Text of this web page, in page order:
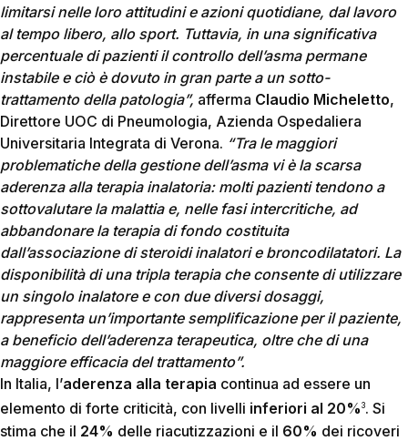
limitarsi nelle loro attitudini e azioni quotidiane, dal lavoro
al tempo libero, allo sport. Tuttavia, in una significativa
percentuale di pazienti il controllo dell’asma permane
instabile e ciò è dovuto in gran parte a un sotto-
trattamento della patologia”, afferma Claudio Micheletto,
Direttore UOC di Pneumologia, Azienda Ospedaliera
Universitaria Integrata di Verona. “Tra le maggiori
problematiche della gestione dell’asma vi è la scarsa
aderenza alla terapia inalatoria: molti pazienti tendono a
sottovalutare la malattia e, nelle fasi intercritiche, ad
abbandonare la terapia di fondo costituita
dall’associazione di steroidi inalatori e broncodilatatori. La
disponibilità di una tripla terapia che consente di utilizzare
un singolo inalatore e con due diversi dosaggi,
rappresenta un’importante semplificazione per il paziente,
a beneficio dell’aderenza terapeutica, oltre che di una
maggiore efficacia del trattamento”.
In Italia, l’aderenza alla terapia continua ad essere un
elemento di forte criticità, con livelli inferiori al 20% 3. Si
stima che il 24% delle riacutizzazioni e il 60% dei ricoveri